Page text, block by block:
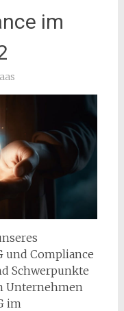
im
und Compliance
Schwerpunkte
Unternehmen
im